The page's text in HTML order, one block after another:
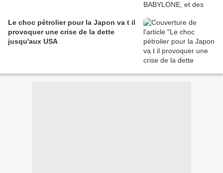
Le choc pétrolier pour la Japon va t il
provoquer une crise de la dette
jusqu'aux USA